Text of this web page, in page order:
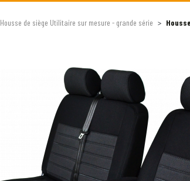
Housse de siège Utilitaire sur mesure - grande série